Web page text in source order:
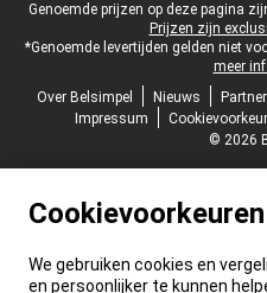
Juridische voettekst
Genoemde prijzen op deze pagina
Prijzen zijn
*Genoemde levertijden gelden niet
meer
Over Belsimpel
Nieuws
Impressum
© 2026
Cookievoorkeuren
We gebruiken cookies en
en persoonlijker te kunnen